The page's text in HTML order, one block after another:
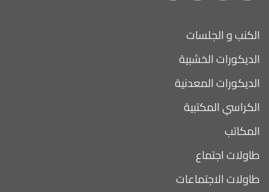
الكنب و الجلسات
الديكورات الخشبية
الديكورات المعدنية
الكراسي المكتبية
المكاتب
طاولات اجتماع
طاولات الاجتماعات